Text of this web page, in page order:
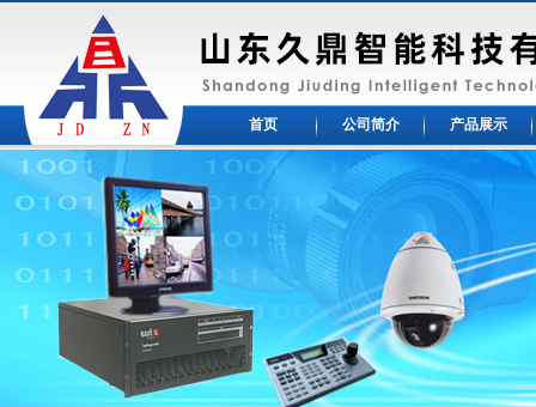
首页 公司简介 产品展示